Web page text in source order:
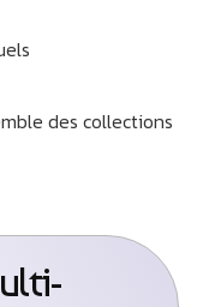
des collections